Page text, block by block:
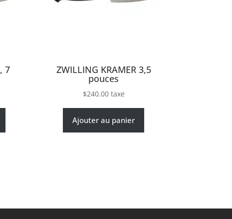
7 ZWILLING KRAMER 3,5
pouces
$240.00 taxe
Ajouter au panier